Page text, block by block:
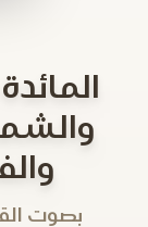
بصوت